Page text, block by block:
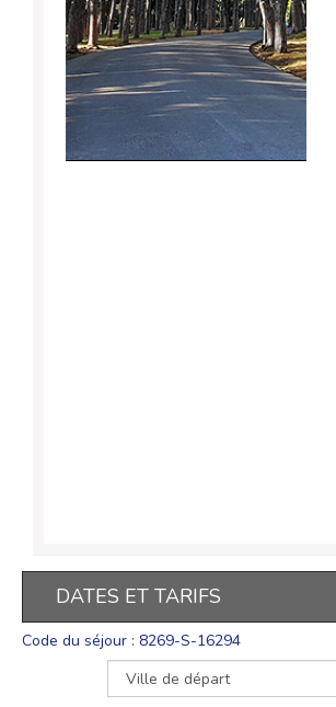
DATES ET TARIFS
Code du séjour : 8269-S-16294